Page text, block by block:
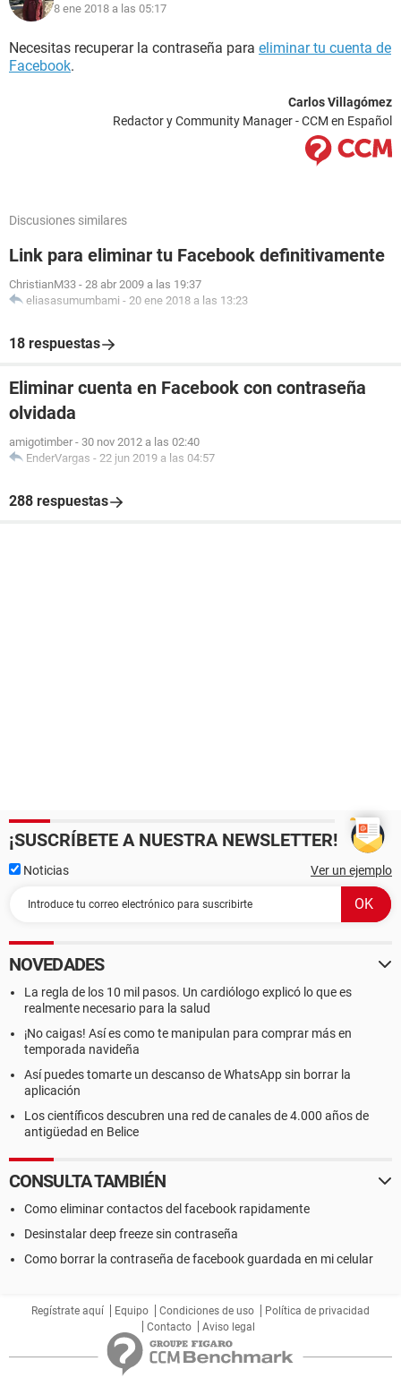
8 ene 2018 a las 05:17
Necesitas recuperar la contraseña para eliminar tu cuenta de
Facebook.
Carlos Villagómez
Redactor y Community Manager - CCM en Español
Discusiones similares
Link para eliminar tu Facebook definitivamente
ChristianM33 - 28 abr 2009 a las 19:37
eliasasumumbami - 20 ene 2018 a las 13:23
18 respuestas
Eliminar cuenta en Facebook con contraseña
olvidada
amigotimber - 30 nov 2012 a las 02:40
EnderVargas - 22 jun 2019 a las 04:57
288 respuestas
¡SUSCRÍBETE A NUESTRA NEWSLETTER!
Noticias Ver un ejemplo
NOVEDADES
La regla de los 10 mil pasos. Un cardiólogo explicó lo que es
realmente necesario para la salud
¡No caigas! Así es como te manipulan para comprar más en
temporada navideña
Así puedes tomarte un descanso de WhatsApp sin borrar la
aplicación
Los científicos descubren una red de canales de 4.000 años de
antigüedad en Belice
CONSULTA TAMBIÉN
Como eliminar contactos del facebook rapidamente
Desinstalar deep freeze sin contraseña
Como borrar la contraseña de facebook guardada en mi celular
Regístrate aquí Equipo Condiciones de uso
Política de privacidad
Contacto
Aviso legal